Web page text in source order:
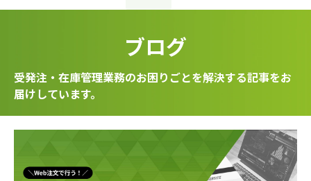
機能一覧
導入事例
ブログ
受発注・在庫管理業務のお困りごとを解決する記事をお
届けしています。